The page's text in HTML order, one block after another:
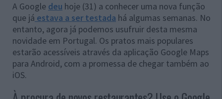
A Google deu hoje (31) a conhecer uma nova função
que já estava a ser testada há algumas semanas. No
entanto, agora já podemos usufruir desta mesma
novidade em Portugal. Os pratos mais populares
estarão acessíveis através da aplicação Google Maps
para Android, com a promessa de chegar também ao
iOS.